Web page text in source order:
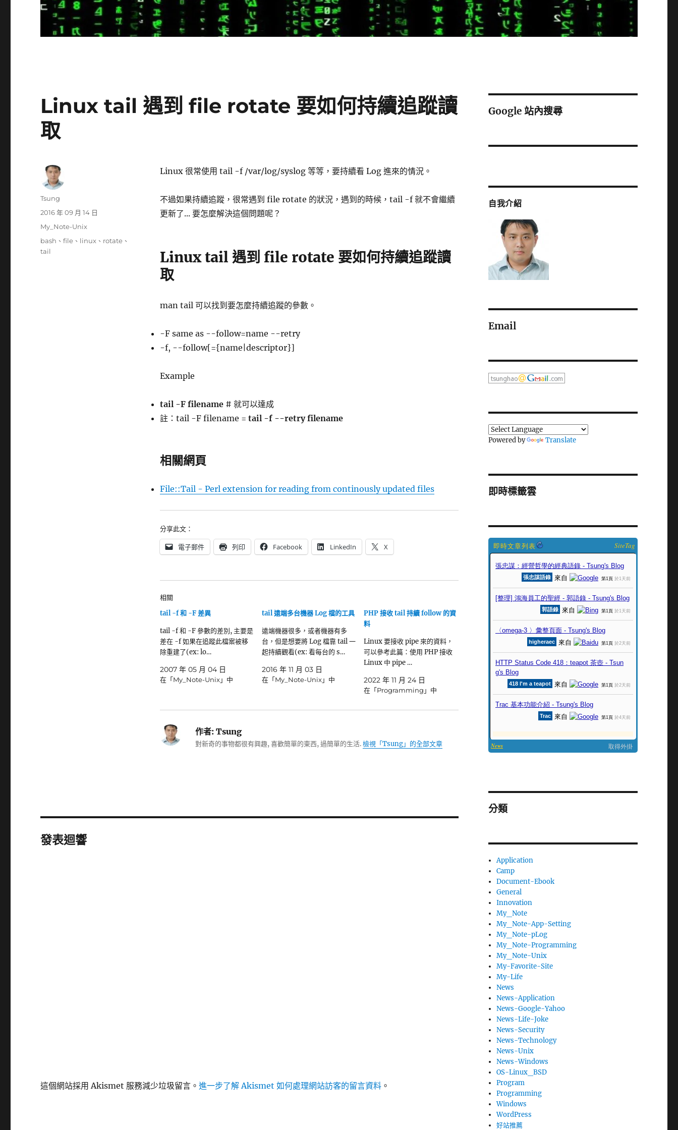
Linux tail 遇到 file rotate 要如何持續追蹤讀
取
Linux 很常使用 tail -f /var/log/syslog 等等，要持續看 Log 進來的情況。
不過如果持續追蹤，很常遇到 file rotate 的狀況，遇到的時候，tail -f 就不會繼續
更新了... 要怎麼解決這個問題呢？
Linux tail 遇到 file rotate 要如何持續追蹤讀
取
man tail 可以找到要怎麼持續追蹤的參數。
-F same as --follow=name --retry
-f, --follow[={name|descriptor}]
Example
tail -F filename# 就可以達成
註：tail -F filename = tail -f --retry filename
相關網頁
File::Tail - Perl extension for reading from continously updated files
分享此文：
電子郵件 列印 Facebook LinkedIn X
相關
tail -f 和 -F 差異
tail -f 和 -F 參數的差別, 主要是
差在 -f 如果在追蹤此檔案被移
除重建了(ex: lo…
2007 年 05 月 04 日
在「My_Note-Unix」中
tail 遠端多台機器 Log 檔的工具
遠端機器很多，或者機器有多
台，但是想要將 Log 檔靠 tail 一
起持續觀看(ex: 看每台的 s…
2016 年 11 月 03 日
在「My_Note-Unix」中
PHP 接收 tail 持續 follow 的資
料
Linux 要接收 pipe 來的資料，
可以參考此篇：使用 PHP 接收
Linux 中 pipe …
2022 年 11 月 24 日
在「Programming」中
作者:Tsung
對新奇的事物都很有興趣, 喜歡簡單的東西, 過簡單的生活.檢視「Tsung」的全部文章
作
Tsung
發
日
期:
2016 年 09 月 14 日
分
類
My_Note-Unix
標
籤
bash 、file 、 linux 、 rotate 、
tail
發表迴響
這個網站採用 Akismet 服務減少垃圾留言。進一步了解 Akismet 如何處理網站訪客的留言資料 。
Google 站內搜尋
自我介紹
Email
Powered by Translate
即時標籤雲
SiteTag
分類
Application
Camp
Document-Ebook
General
Innovation
My_Note
My_Note-App-Setting
My_Note-pLog
My_Note-Programming
My_Note-Unix
My-Favorite-Site
My-Life
News
News-Application
News-Google-Yahoo
News-Life-Joke
News-Security
News-Technology
News-Unix
News-Windows
OS-Linux_BSD
Program
Programming
Windows
WordPress
好站推薦